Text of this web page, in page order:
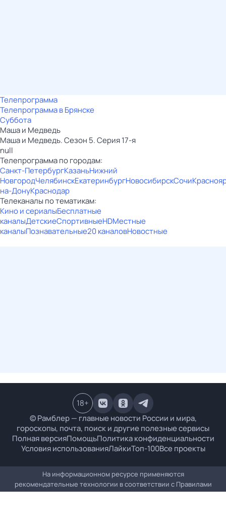
Телепрограмма
Телепрограмма в Брянске
Суббота
Маша и Медведь
Маша и Медведь. Сезон 5. Серия 17-я
null
Телепрограмма по городам:
Санкт-ПетербургКазаньНижний
НовгородЧелябинскЕкатеринбургНовосибирскСочи
на-ДонуКраснодар
Телеканалы по тематикам:
Кино и сериалыБесплатные
каналыДетскиеСпортивныеHDМестные
каналыПознавательные20 каналовНовостные
© Рамблер — главные новости России и мира,
гороскопы, почта, поиск и другие полезные сервисы
Полная версияПомощьПолитика конфиденциальности
Условия использованияЛайкиТоп-100Все проекты
18+
На информационном ресурсе применяются
рекомендательные технологии в соответствии с Правилами